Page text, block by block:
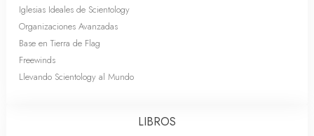
Iglesias Ideales de Scientology
Organizaciones Avanzadas
Base en Tierra de Flag
Freewinds
Llevando Scientology al Mundo
LIBROS